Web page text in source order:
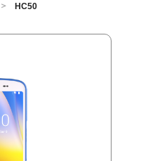
HC50